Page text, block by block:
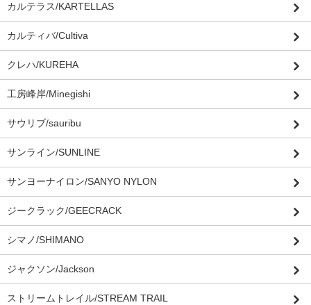
カルテラス/KARTELLAS
カルティバ/Cultiva
クレハ/KUREHA
工房峰岸/Minegishi
サウリブ/sauribu
サンライン/SUNLINE
サンヨーナイロン/SANYO NYLON
ジークラック/GEECRACK
シマノ/SHIMANO
ジャクソン/Jackson
ストリームトレイル/STREAM TRAIL